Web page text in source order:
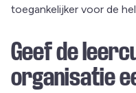
toegankelijker voor de
Geef de
organisatie